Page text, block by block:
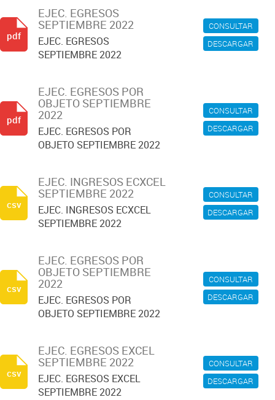
CONSULTAR
DESCARGAR
EJEC. EGRESOS
SEPTIEMBRE 2022
EJEC. EGRESOS
SEPTIEMBRE 2022
pdf
CONSULTAR
DESCARGAR
EJEC. EGRESOS POR
OBJETO SEPTIEMBRE
2022
EJEC. EGRESOS POR
OBJETO SEPTIEMBRE 2022
pdf
CONSULTAR
DESCARGAR
EJEC. INGRESOS ECXCEL
SEPTIEMBRE 2022
EJEC. INGRESOS ECXCEL
SEPTIEMBRE 2022
csv
CONSULTAR
DESCARGAR
EJEC. EGRESOS POR
OBJETO SEPTIEMBRE
2022
EJEC. EGRESOS POR
OBJETO SEPTIEMBRE 2022
csv
CONSULTAR
DESCARGAR
EJEC. EGRESOS EXCEL
SEPTIEMBRE 2022
EJEC. EGRESOS EXCEL
SEPTIEMBRE 2022
csv